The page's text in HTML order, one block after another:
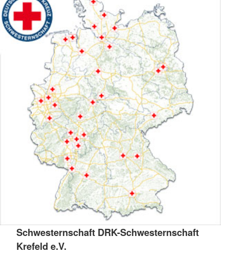
Schwesternschaft DRK-Schwesternschaft
Krefeld e.V.